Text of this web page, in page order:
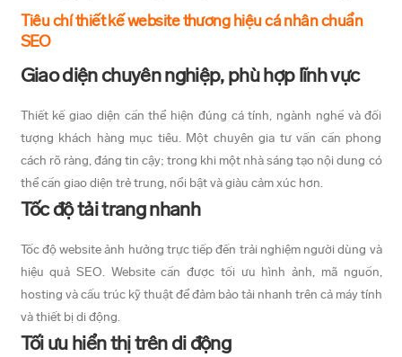
Tiêu chí thiết kế website thương hiệu cá nhân chuẩn
SEO
Giao diện chuyên nghiệp, phù hợp lĩnh vực
Thiết kế giao diện cần thể hiện đúng cá tính, ngành nghề và đối
tượng khách hàng mục tiêu. Một chuyên gia tư vấn cần phong
cách rõ ràng, đáng tin cậy; trong khi một nhà sáng tạo nội dung có
thể cần giao diện trẻ trung, nổi bật và giàu cảm xúc hơn.
Tốc độ tải trang nhanh
Tốc độ website ảnh hưởng trực tiếp đến trải nghiệm người dùng và
hiệu quả SEO. Website cần được tối ưu hình ảnh, mã nguồn,
hosting và cấu trúc kỹ thuật để đảm bảo tải nhanh trên cả máy tính
và thiết bị di động.
Tối ưu hiển thị trên di động